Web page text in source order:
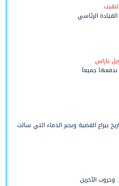
الرئاسي
باراس
ندفعها جميعاً
بيراع القضية وبحبر الدماء التي سالت
الآخرين